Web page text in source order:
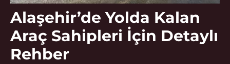
Alaşehir’de Yolda Kalan
Araç Sahipleri İçin Detaylı
Rehber